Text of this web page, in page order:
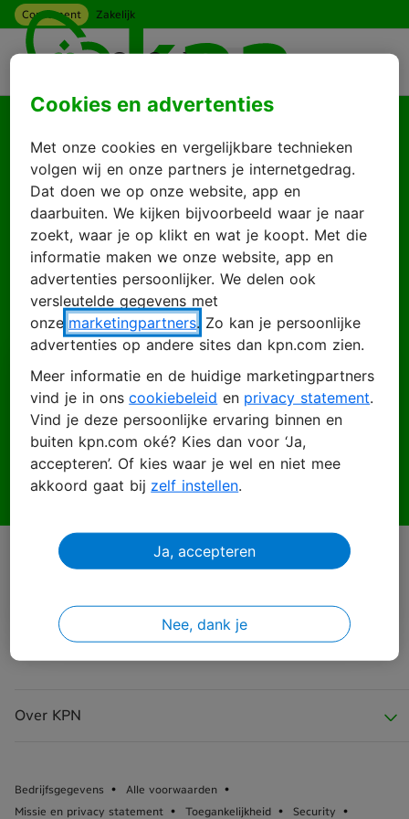
Ga naar hoofdinhoud
Consument Zakelijk
Goed je weer te zien
Log in met je KPN
ID
Inloggen
E-mailadres
Wachtwoord
Inloggen
Wachtwoord vergeten?
Over KPN
Bedrijfsgegevens
Alle voorwaarden
Missie en privacy statement
Toegankelijkheid Security
Cookies en advertenties
Met onze cookies en vergelijkbare technieken
volgen wij en onze partners je internetgedrag.
Dat doen we op onze website, app en
daarbuiten. We kijken bijvoorbeeld waar je naar
zoekt, waar je op klikt en wat je koopt. Met die
informatie maken we onze website, app en
advertenties persoonlijker. We delen ook
versleutelde gegevens met
onze marketingpartners. Zo kan je persoonlijke
advertenties op andere sites dan kpn.com zien.
Meer informatie en de huidige marketingpartners
vind je in ons cookiebeleid en privacy statement.
Vind je deze persoonlijke ervaring binnen en
buiten kpn.com oké? Kies dan voor ‘Ja,
accepteren’. Of kies waar je wel en niet mee
akkoord gaat bij zelf instellen.
Ja, accepteren
Nee, dank je